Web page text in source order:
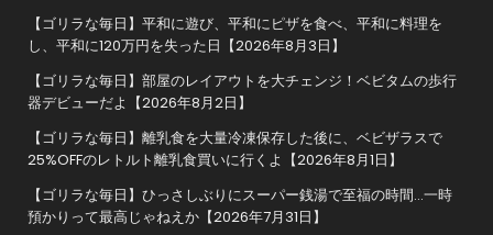
【ゴリラな毎日】平和に遊び、平和にピザを食べ、平和に料理を
し、平和に120万円を失った日【2026年8月3日】
【ゴリラな毎日】部屋のレイアウトを大チェンジ！ベビタムの歩行
器デビューだよ【2026年8月2日】
【ゴリラな毎日】離乳食を大量冷凍保存した後に、ベビザラスで
25%OFFのレトルト離乳食買いに行くよ【2026年8月1日】
【ゴリラな毎日】ひっさしぶりにスーパー銭湯で至福の時間…一時
預かりって最高じゃねえか【2026年7月31日】